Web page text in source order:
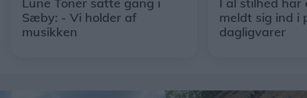
Sæby: - Vi holder af
musikken
meldt sig ind i
dagligvarer